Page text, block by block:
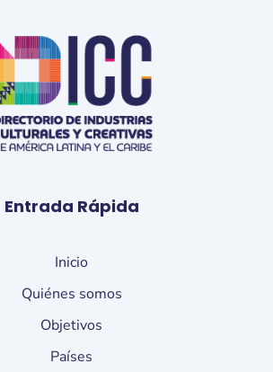
Entrada Rápida
Inicio
Quiénes somos
Objetivos
Países